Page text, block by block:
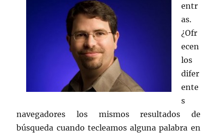
entr
as.
¿Ofr
ecen
los
difer
ente
s
navegadores los mismos resultados de
búsqueda cuando tecleamos alguna palabra en